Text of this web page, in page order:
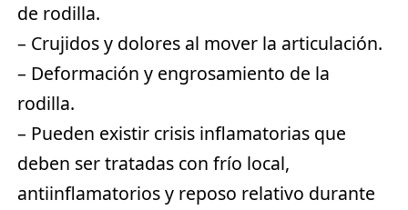
de rodilla.
– Crujidos y dolores al mover la articulación.
– Deformación y engrosamiento de la
rodilla.
– Pueden existir crisis inflamatorias que
deben ser tratadas con frío local,
antiinflamatorios y reposo relativo durante